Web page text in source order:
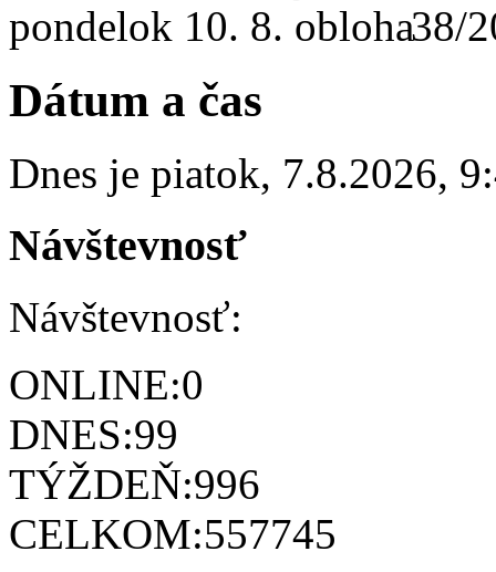
pondelok 10. 8. 38/
Dátum a čas
Dnes je piatok, 7.8.2026,
Návštevnosť
Návštevnosť:
ONLINE:0
DNES:99
TÝŽDEŇ:996
CELKOM:557745